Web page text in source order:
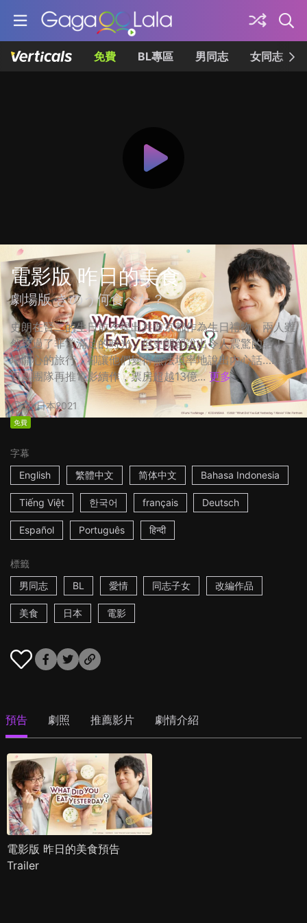
免費 BL專區 男同志 女同志
電影版 昨日的美食
劇場版 きのう何食べた？
史朗在賢二的生日前夕提出共遊京都作為生日禮物，兩人雖
然度過了非常滿足的時光，但史朗卻說出令人震驚的話！一
場開心的旅行，卻讓他們變得無法坦率地說出內心話…… ☆
日劇團隊再推電影續作，票房超越13億... 更多
2h日本2021
免費
字幕
English
繁體中文 简体中文 Bahasa Indonesia
Tiếng Việt 한국어 français Deutsch
Español Português हिन्दी
標籤
男同志
BL 愛情 同志子女 改編作品
美食 日本 電影
預告 劇照 推薦影片 劇情介紹
電影版 昨日的美食預告
Trailer